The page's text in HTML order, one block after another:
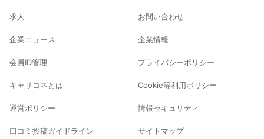
求人
企業ニュース
会員ID管理
キャリコネとは
運営ポリシー
口コミ投稿ガイドライン
お問い合わせ
企業情報
プライバシーポリシー
Cookie等利用ポリシー
情報セキュリティ
サイトマップ